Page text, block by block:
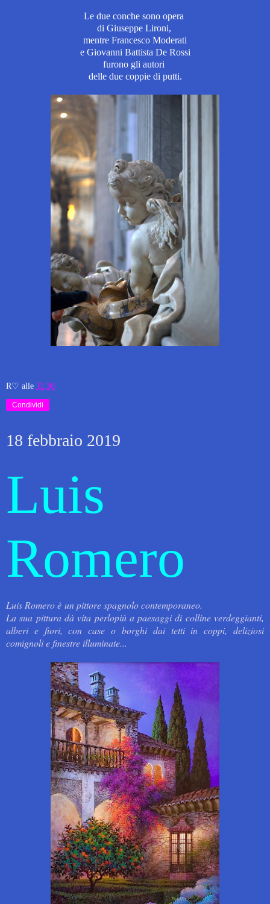
Le due conche sono opera
di Giuseppe Lironi,
mentre Francesco Moderati
e Giovanni Battista De Rossi
furono gli autori
delle due coppie di putti.
R♡ alle 11:30
Condividi
18 febbraio 2019
Luis
Romero
Luis Romero è un pittore spagnolo contemporaneo.
La sua pittura dà vita perlopiù a paesaggi di colline verdeggianti,
alberi e fiori, con case o borghi dai tetti in coppi, deliziosi
comignoli e finestre illuminate...